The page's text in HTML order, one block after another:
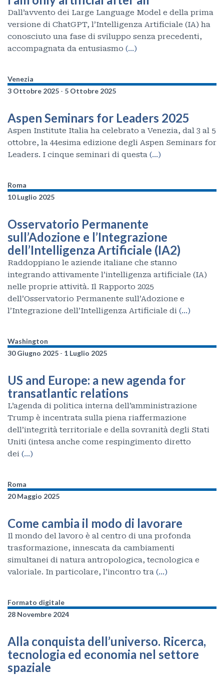
Dall’avvento dei Large Language Model e della prima
versione di ChatGPT, l’Intelligenza Artificiale (IA) ha
conosciuto una fase di sviluppo senza precedenti,
accompagnata da entusiasmo (…)
Venezia
3 Ottobre 2025 - 5 Ottobre 2025
Aspen Seminars for Leaders 2025
Aspen Institute Italia ha celebrato a Venezia, dal 3 al 5
ottobre, la 44esima edizione degli Aspen Seminars for
Leaders. I cinque seminari di questa (…)
Roma
10 Luglio 2025
Osservatorio Permanente
sull’Adozione e l’Integrazione
dell’Intelligenza Artificiale (IA2)
Raddoppiano le aziende italiane che stanno
integrando attivamente l’intelligenza artificiale (IA)
nelle proprie attività. Il Rapporto 2025
dell’Osservatorio Permanente sull’Adozione e
l’Integrazione dell’Intelligenza Artificiale di (…)
Washington
30 Giugno 2025 - 1 Luglio 2025
US and Europe: a new agenda for
transatlantic relations
L’agenda di politica interna dell’amministrazione
Trump è incentrata sulla piena riaffermazione
dell’integrità territoriale e della sovranità degli Stati
Uniti (intesa anche come respingimento diretto
dei (…)
Roma
20 Maggio 2025
Come cambia il modo di lavorare
Il mondo del lavoro è al centro di una profonda
trasformazione, innescata da cambiamenti
simultanei di natura antropologica, tecnologica e
valoriale. In particolare, l’incontro tra (…)
Formato digitale
28 Novembre 2024
Alla conquista dell’universo. Ricerca,
tecnologia ed economia nel settore
spaziale